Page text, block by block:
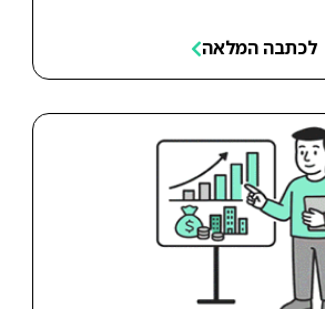
לכתבה המלאה